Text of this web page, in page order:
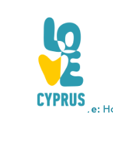
You are here: